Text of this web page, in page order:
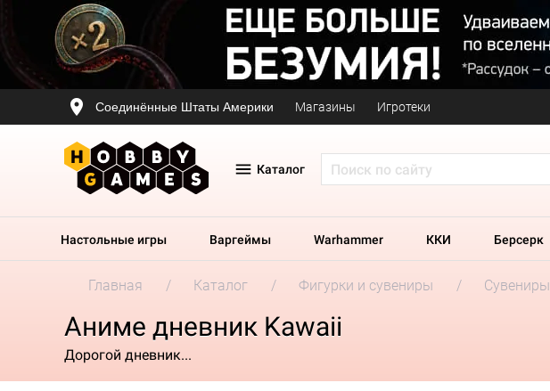
Соединённые Штаты Америки Магазины Игротеки
Каталог
Настольные игры Варгеймы Warhammer ККИ Берсерк
Главная Каталог Фигурки и сувениры Сувениры
Аниме дневник Kawaii
Дорогой дневник...